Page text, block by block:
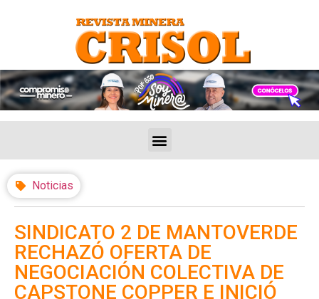
Noticias
SINDICATO 2 DE MANTOVERDE
RECHAZÓ OFERTA DE
NEGOCIACIÓN COLECTIVA DE
CAPSTONE COPPER E INICIÓ